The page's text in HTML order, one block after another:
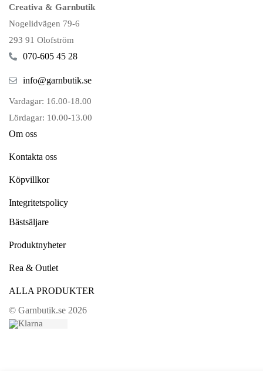
Creativa & Garnbutik
Nogelidvägen 79-6
293 91 Olofström
070-605 45 28
info@garnbutik.se
Vardagar: 16.00-18.00
Lördagar: 10.00-13.00
Om oss
Kontakta oss
Köpvillkor
Integritetspolicy
Bästsäljare
Produktnyheter
Rea & Outlet
ALLA PRODUKTER
© Garnbutik.se 2026